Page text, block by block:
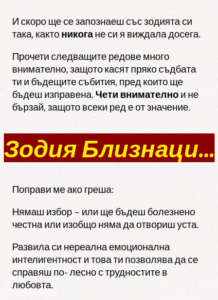
И скоро ще се запознаеш със зодията си
така, както никогане си я виждала досега.
Прочети следващите редове много
внимателно, защото касят пряко съдбата
ти и бъдещите събития, пред които ще
бъдеш изправена. Чети внимателно и не
бързай, защото всеки ред е от значение.
Зодия Близнаци...
Поправи ме ако греша:
Нямаш избор – или ще бъдеш болезнено
честна или изобщо няма да отвориш уста.
Развила си нереална емоционална
интелигентност и това ти позволява да се
справяш по- лесно с трудностите в
любовта.